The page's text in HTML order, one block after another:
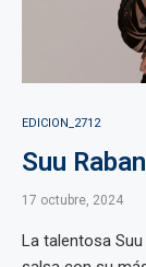
EDICION_2712
Suu
17 octubre, 2024
La talentosa